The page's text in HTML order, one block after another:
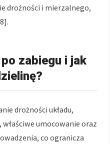
drożności i mierzalnego,
zabiegu i jak
drożności układu,
właściwe umocowanie oraz
co ogranicza